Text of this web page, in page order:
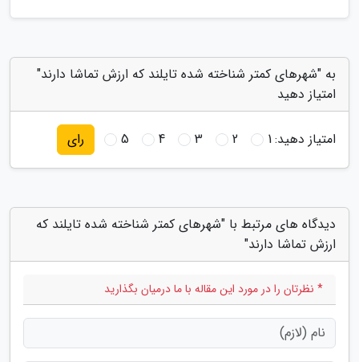
به "شهرهای کمتر شناخته شده تایلند که ارزش تماشا دارند"
امتیاز دهید
امتیاز دهید:1
2
3
4
5 رای
دیدگاه های مرتبط با "شهرهای کمتر شناخته شده تایلند که
ارزش تماشا دارند"
* نظرتان را در مورد این مقاله با ما درمیان بگذارید